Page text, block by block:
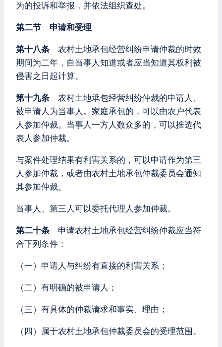
为的投诉和举报，并依法组织查处。
第二节 申请和受理
第十八条 农村土地承包经营纠纷申请仲裁的时效
期间为二年，自当事人知道或者应当知道其权利被
侵害之日起计算。
第十九条 农村土地承包经营纠纷仲裁的申请人、
被申请人为当事人。家庭承包的，可以由农户代表
人参加仲裁。当事人一方人数众多的，可以推选代
表人参加仲裁。
与案件处理结果有利害关系的，可以申请作为第三
人参加仲裁，或者由农村土地承包仲裁委员会通知
其参加仲裁。
当事人、第三人可以委托代理人参加仲裁。
第二十条 申请农村土地承包经营纠纷仲裁应当符
合下列条件：
（一）申请人与纠纷有直接的利害关系；
（二）有明确的被申请人；
（三）有具体的仲裁请求和事实、理由；
（四）属于农村土地承包仲裁委员会的受理范围。